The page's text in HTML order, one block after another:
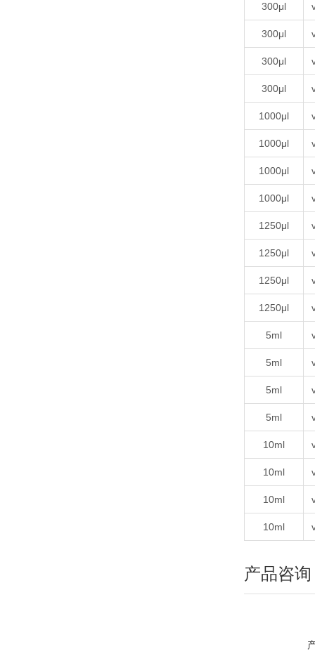
300μl
300μl
300μl
300μl
1000μl
1000μl
1000μl
1000μl
1250μl
1250μl
1250μl
1250μl
5ml
5ml
5ml
5ml
10ml
10ml
10ml
10ml
产品咨询